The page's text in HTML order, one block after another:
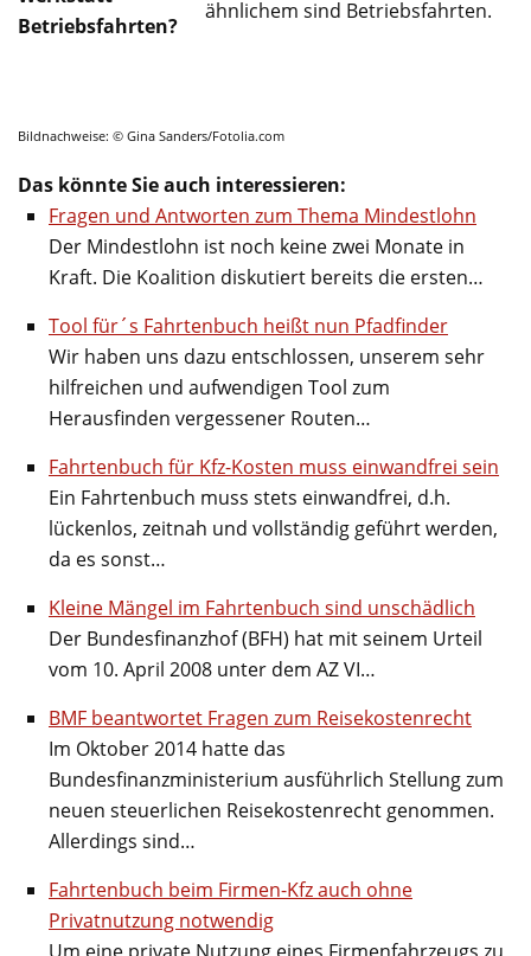
Betriebsfahrten?
ähnlichem sind Betriebsfahrten.
Bildnachweise: © Gina Sanders/Fotolia.com
Das könnte Sie auch interessieren:
Fragen und Antworten zum Thema Mindestlohn
Der Mindestlohn ist noch keine zwei Monate in
Kraft. Die Koalition diskutiert bereits die ersten…
Tool für´s Fahrtenbuch heißt nun Pfadfinder
Wir haben uns dazu entschlossen, unserem sehr
hilfreichen und aufwendigen Tool zum
Herausfinden vergessener Routen…
Fahrtenbuch für Kfz-Kosten muss einwandfrei sein
Ein Fahrtenbuch muss stets einwandfrei, d.h.
lückenlos, zeitnah und vollständig geführt werden,
da es sonst…
Kleine Mängel im Fahrtenbuch sind unschädlich
Der Bundesfinanzhof (BFH) hat mit seinem Urteil
vom 10. April 2008 unter dem AZ VI…
BMF beantwortet Fragen zum Reisekostenrecht
Im Oktober 2014 hatte das
Bundesfinanzministerium ausführlich Stellung zum
neuen steuerlichen Reisekostenrecht genommen.
Allerdings sind…
Fahrtenbuch beim Firmen-Kfz auch ohne
Privatnutzung notwendig